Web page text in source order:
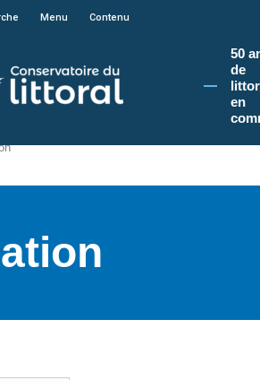
sur le site du Conservatoire du littoral, vous
Menu Contenu
50
de
en